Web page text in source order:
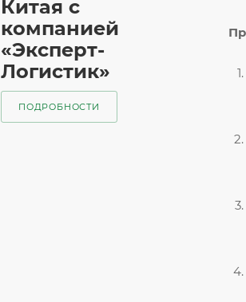
Китая с
компанией
«Эксперт-
Логистик»
ПОДРОБНОСТИ